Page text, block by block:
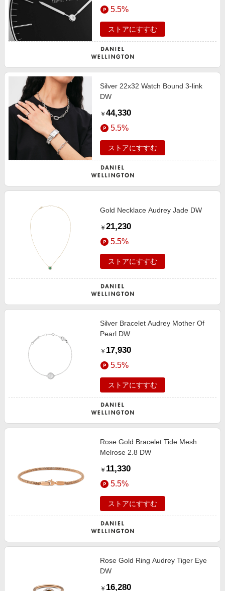
5.5%
ストアにすすむ
Silver 22x32 Watch Bound 3-link
DW
￥ 44,330
5.5%
ストアにすすむ
Gold Necklace Audrey Jade DW
￥ 21,230
5.5%
ストアにすすむ
Silver Bracelet Audrey Mother Of
Pearl DW
￥ 17,930
5.5%
ストアにすすむ
Rose Gold Bracelet Tide Mesh
Melrose 2.8 DW
￥ 11,330
5.5%
ストアにすすむ
Rose Gold Ring Audrey Tiger Eye
DW
￥ 16,280